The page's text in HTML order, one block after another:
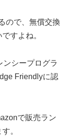
ので、無償交換
すよね。
ンシープログラ
Friendlyに認
で販売ラン
。